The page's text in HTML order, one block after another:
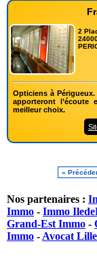
2
Opticiens à
apporteront
meilleur choix.
«
Nos partenaires :
Immo - Immo
Grand-Est Immo -
Immo - Avocat Lille